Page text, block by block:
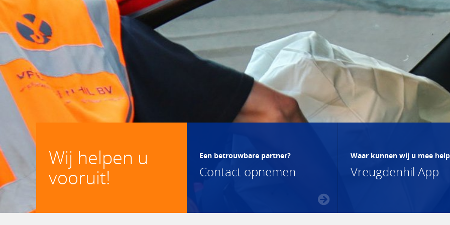
Wij helpen u
vooruit!
Een betrouwbare partner?
Contact opnemen
Waar kunnen wij u mee
Vreugdenhil App